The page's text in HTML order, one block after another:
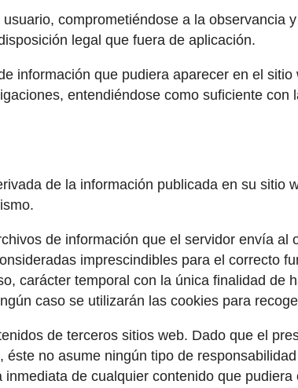
comprometiéndose a la observancia
legal que fuera de aplicación.
información que pudiera aparecer en el
entendiéndose como suficiente con
de la información publicada en su sitio
de información que el servidor envía al
imprescindibles para el correcto
carácter temporal con la única finalidad de
caso se utilizarán las cookies para
de terceros sitios web. Dado que el
no asume ningún tipo de
de cualquier contenido que